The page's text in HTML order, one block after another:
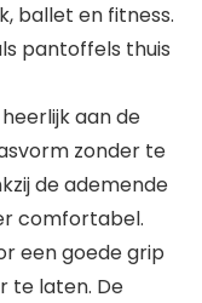
ballet en fitness.
pantoffels thuis
aan de
zonder te
de ademende
comfortabel.
een goede grip
te laten. De